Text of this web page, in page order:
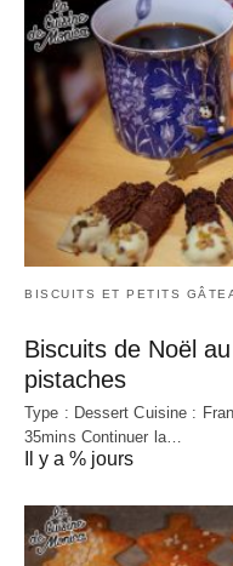
BISCUITS ET PETITS
Biscuits de Noël
pistaches
Type : Dessert Cuisine :
35mins Continuer la…
Il y a % jours